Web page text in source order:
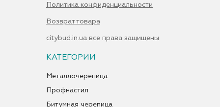
Политика конфиденциальности
Возврат товара
citybud.in.ua все права защищены
КАТЕГОРИИ
Металлочерепица
Профнастил
Битумная черепица